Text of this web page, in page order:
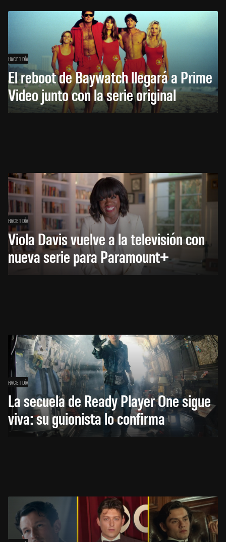
HACE 1 DÍA
El reboot de Baywatch llegará a Prime
Video junto con la serie original
HACE 1 DÍA
Viola Davis vuelve a la televisión con
nueva serie para Paramount+
HACE 1 DÍA
La secuela de Ready Player One sigue
viva: su guionista lo confirma